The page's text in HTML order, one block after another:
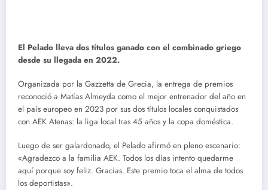
El Pelado lleva dos títulos ganado con el combinado griego
desde su llegada en 2022.
Organizada por la Gazzetta de Grecia, la entrega de premios
reconoció a Matías Almeyda como el mejor entrenador del año en
el país europeo en 2023 por sus dos títulos locales conquistados
con AEK Atenas: la liga local tras 45 años y la copa doméstica.
Luego de ser galardonado, el Pelado afirmó en pleno escenario:
«Agradezco a la familia AEK. Todos los días intento quedarme
aquí porque soy feliz. Gracias. Este premio toca el alma de todos
los deportistas».